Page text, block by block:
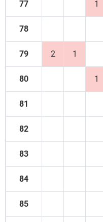
77 1
78
79 2 1
80 1
81
82
83
84
85